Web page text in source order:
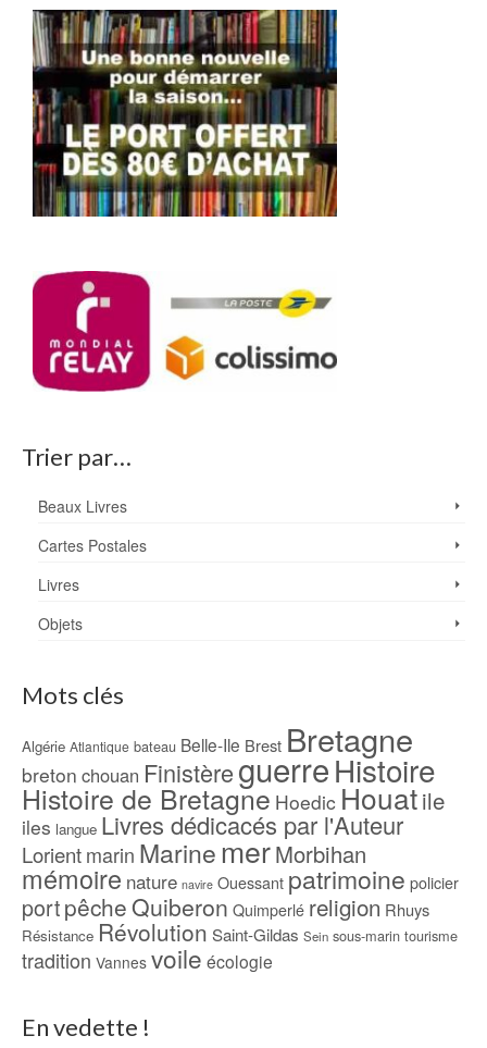
Trier par…
Beaux Livres
Cartes Postales
Livres
Objets
Mots clés
Algérie Atlantique bateau Belle-Ile Brest Bretagne
breton chouan FinistèreguerreHistoire
Histoire de Bretagne Hoedic Houatile
iles langue Livres dédicacés par l'Auteur
Lorientmarin Marine merMorbihan
mémoire nature navire Ouessant patrimoine policier
portpêcheQuiberon Quimperlé religion Rhuys
Résistance Révolution Saint-Gildas Sein sous-marin tourisme
tradition Vannes voile écologie
En vedette !